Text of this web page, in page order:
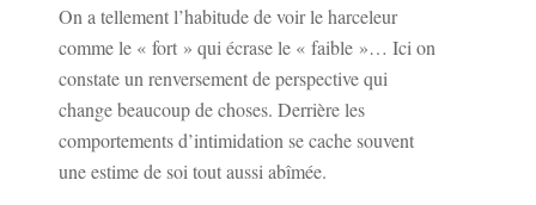
On a tellement l’habitude de voir le harceleur
comme le « fort » qui écrase le « faible »… Ici on
constate un renversement de perspective qui
change beaucoup de choses. Derrière les
comportements d’intimidation se cache souvent
une estime de soi tout aussi abîmée.